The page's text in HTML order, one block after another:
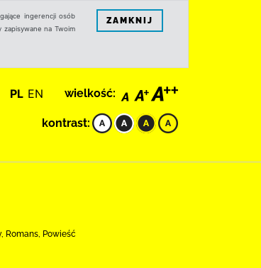
ingerencji osób
na Twoim
ZAMKNIJ
PL EN wielkość:
kontrast:
Romans, Powieść